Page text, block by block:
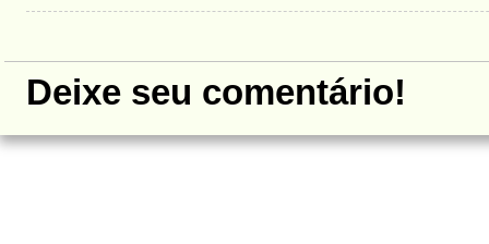
Deixe seu comentário!